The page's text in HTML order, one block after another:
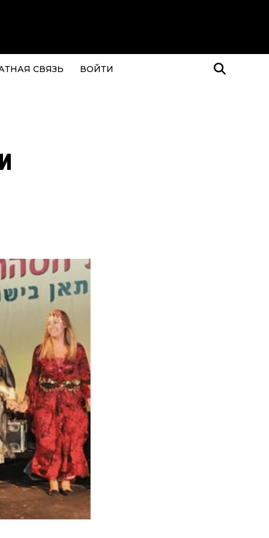
СВЯЗЬ ВОЙТИ